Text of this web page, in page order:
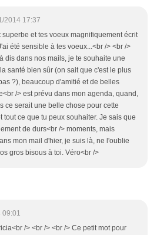
2014 17:37
superbe et tes voeux magnifiquement écrit
été sensible à tes voeux...<br /> <br />
dis dans nos mails, je te souhaite une
santé bien sûr (on sait que c'est le plus
?), beaucoup d'amitié et de belles
/> est prévu dans mon agenda, quand,
ce serait une belle chose pour cette
tout ce que tu peux souhaiter. Je sais que
de durs<br /> moments, mais
mon mail d'hier, je suis là, ne l'oublie
gros bisous à toi. Véro<br />
09:01
/> <br /> <br /> Ce petit mot pour